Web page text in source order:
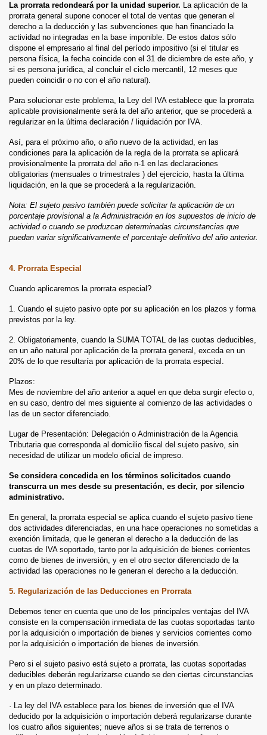
La prorrata redondeará por la unidad superior. La aplicación de la
prorrata general supone conocer el total de ventas que generan el
derecho a la deducción y las subvenciones que han financiado la
actividad no integradas en la base imponible. De estos datos sólo
dispone el empresario al final del período impositivo (si el titular es
persona física, la fecha coincide con el 31 de diciembre de este año, y
si es persona jurídica, al concluir el ciclo mercantil, 12 meses que
pueden coincidir o no con el año natural).
Para solucionar este problema, la Ley del IVA establece que la prorrata
aplicable provisionalmente será la del año anterior, que se procederá a
regularizar en la última declaración / liquidación por IVA.
Así, para el próximo año, o año nuevo de la actividad, en las
condiciones para la aplicación de la regla de la prorrata se aplicará
provisionalmente la prorrata del año n-1 en las declaraciones
obligatorias (mensuales o trimestrales ) del ejercicio, hasta la última
liquidación, en la que se procederá a la regularización.
Nota: El sujeto pasivo también puede solicitar la aplicación de un
porcentaje provisional a la Administración en los supuestos de inicio de
actividad o cuando se produzcan determinadas circunstancias que
puedan variar significativamente el porcentaje definitivo del año anterior.
4. Prorrata Especial
Cuando aplicaremos la prorrata especial?
1. Cuando el sujeto pasivo opte por su aplicación en los plazos y forma
previstos por la ley.
2. Obligatoriamente, cuando la SUMA TOTAL de las cuotas deducibles,
en un año natural por aplicación de la prorrata general, exceda en un
20% de lo que resultaría por aplicación de la prorrata especial.
Plazos:
Mes de noviembre del año anterior a aquel en que deba surgir efecto o,
en su caso, dentro del mes siguiente al comienzo de las actividades o
las de un sector diferenciado.
Lugar de Presentación: Delegación o Administración de la Agencia
Tributaria que corresponda al domicilio fiscal del sujeto pasivo, sin
necesidad de utilizar un modelo oficial de impreso.
Se considera concedida en los términos solicitados cuando
transcurra un mes desde su presentación, es decir, por silencio
administrativo.
En general, la prorrata especial se aplica cuando el sujeto pasivo tiene
dos actividades diferenciadas, en una hace operaciones no sometidas a
exención limitada, que le generan el derecho a la deducción de las
cuotas de IVA soportado, tanto por la adquisición de bienes corrientes
como de bienes de inversión, y en el otro sector diferenciado de la
actividad las operaciones no le generan el derecho a la deducción.
5. Regularización de las Deducciones en Prorrata
Debemos tener en cuenta que uno de los principales ventajas del IVA
consiste en la compensación inmediata de las cuotas soportadas tanto
por la adquisición o importación de bienes y servicios corrientes como
por la adquisición o importación de bienes de inversión.
Pero si el sujeto pasivo está sujeto a prorrata, las cuotas soportadas
deducibles deberán regularizarse cuando se den ciertas circunstancias
y en un plazo determinado.
· La ley del IVA establece para los bienes de inversión que el IVA
deducido por la adquisición o importación deberá regularizarse durante
los cuatro años siguientes; nueve años si se trata de terrenos o